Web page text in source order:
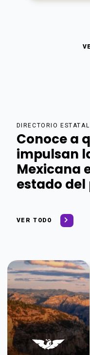
DIRECTORIO ESTATAL
Conoce a
impulsan
Mexicana
estado del
VER TODO